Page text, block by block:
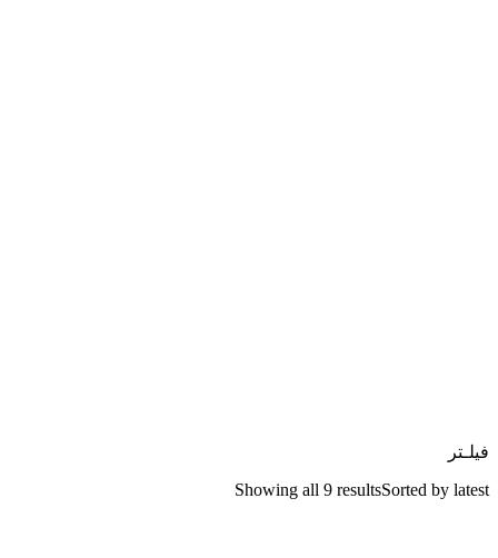
فیلـتر
Showing all 9 resultsSorted by latest